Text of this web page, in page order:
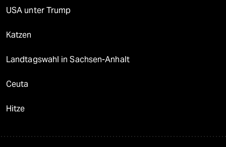
USA unter Trump
Katzen
Landtagswahl in Sachsen-Anhalt
Ceuta
Hitze